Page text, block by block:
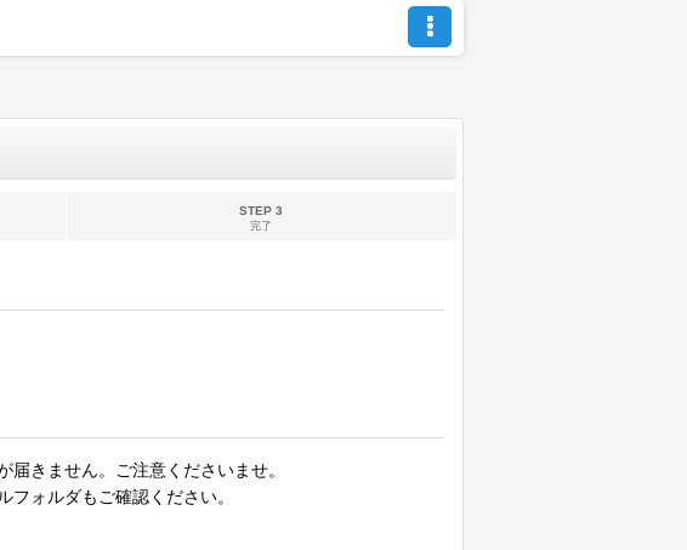
STEP 3
完了
きません。ご注意くださいませ。
ォルダもご確認ください。